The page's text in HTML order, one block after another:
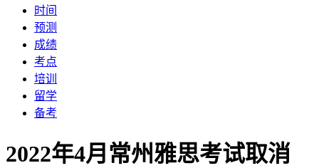
时间
预测
成绩
考点
培训
留学
备考
2022年4月常州雅思考试取消